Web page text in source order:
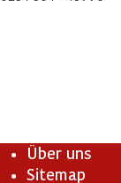
Über uns
Sitemap